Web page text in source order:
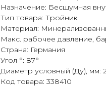
Назначение: Бесшумная
Тип товара: Тройник
Материал:
Макс. рабочее давление,
Страна: Германия
Угол °: 87°
Диаметр условный (Ду), мм:
Код товара: 338410